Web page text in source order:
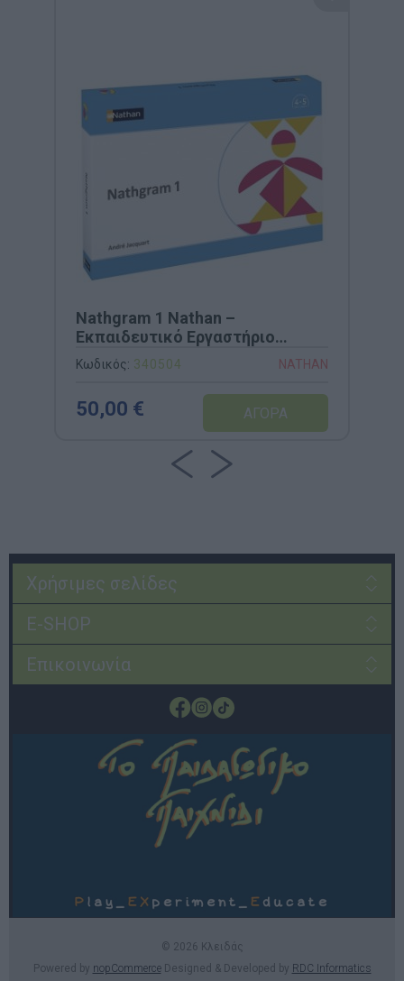
Nathgram 1 Nathan –
Εκπαιδευτικό Εργαστήριο
Γεωμετρικής Σύνθεσης &
Συναρμολόγησης (Κωδ. 340504)
Κωδικός: 340504 NATHAN
50,00 €
Χρήσιμες σελίδες
E-SHOP
Επικοινωνία
© 2026 Κλειδάς
Powered by nopCommerceDesigned & Developed by RDC Informatics